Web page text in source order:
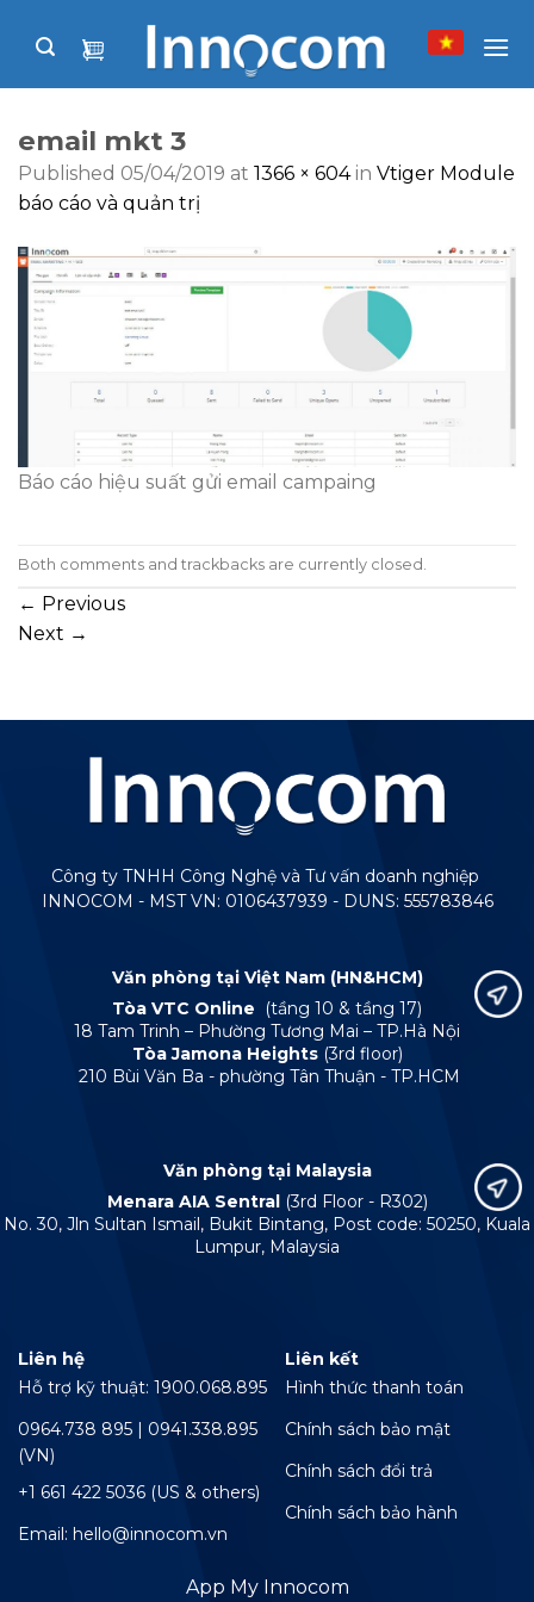
email mkt 3
Published 05/04/2019 at 1366 × 604in Vtiger Module
báo cáo và quản trị
Báo cáo hiệu suất gửi email campaing
Both comments and trackbacks are currently closed.
← Previous
Next →
Công ty TNHH Công Nghệ và Tư vấn doanh nghiệp
INNOCOM - MST VN: 0106437939 - DUNS: 555783846
Văn phòng tại Việt Nam (HN&HCM)
Tòa VTC Online
(tầng 10 & tầng 17)
18 Tam Trinh – Phường Tương Mai – TP.Hà Nội
Tòa Jamona Heights (3rd floor)
210 Bùi Văn Ba - phường Tân Thuận - TP.HCM
Văn phòng tại Malaysia
Menara AIA Sentral (3rd Floor - R302)
No. 30, Jln Sultan Ismail, Bukit Bintang, Post code: 50250, Kuala
Lumpur, Malaysia
Liên hệ
Hỗ trợ kỹ thuật: 1900.068.895
0964.738 895 | 0941.338.895
(VN)
+1 661 422 5036 (US & others)
Email: hello@innocom.vn
Liên kết
Hình thức thanh toán
Chính sách bảo mật
Chính sách đổi trả
Chính sách bảo hành
App My Innocom